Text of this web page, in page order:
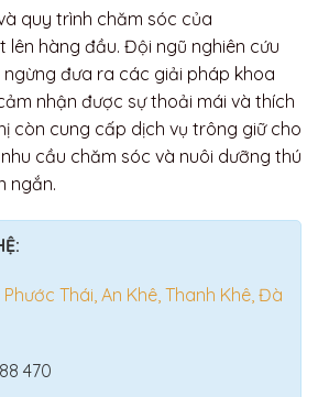
quy trình chăm sóc của
lên hàng đầu. Đội ngũ nghiên cứu
đưa ra các giải pháp khoa
nhận được sự thoải mái và thích
còn cung cấp dịch vụ trông giữ cho
cầu chăm sóc và nuôi dưỡng thú
ngắn.
Thái, An Khê, Thanh Khê, Đà
470